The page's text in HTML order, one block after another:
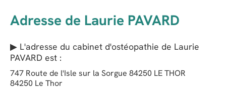
Adresse de Laurie PAVARD
▶ L'adresse du cabinet d'ostéopathie de Laurie
PAVARD est :
747 Route de l'Isle sur la Sorgue 84250 LE THOR
84250 Le Thor